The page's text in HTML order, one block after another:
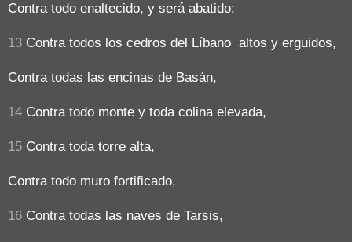
Contra todo enaltecido, y será abatido;
13 Contra todos los cedros del Líbano altos y erguidos,
Contra todas las encinas de Basán,
14 Contra todo monte y toda colina elevada,
15 Contra toda torre alta,
Contra todo muro fortificado,
16 Contra todas las naves de Tarsis,